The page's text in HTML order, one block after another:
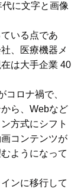
に文字と画像
いる点であ
、医療機器メ
は大手企業 40
ロナ禍で、
ら、Webなど
方式にシフト
コンテンツが
ようになって
ンに移行して